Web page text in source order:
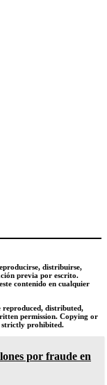
distribuirse,
previa por escrito.
contenido en cualquier
reproduced, distributed,
permission. Copying or
strictly prohibited.
por fraude en